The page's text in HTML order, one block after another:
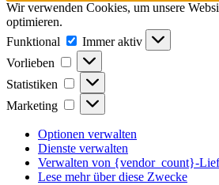
Wir verwenden Cookies, um unsere
optimieren.
Funktional
Funktional
Immer aktiv
Vorlieben
Vorlieben
Statistiken Statistiken
Marketing Marketing
Optionen verwalten
Dienste verwalten
Verwalten von {vendor_count}-
Lese mehr über diese Zwecke